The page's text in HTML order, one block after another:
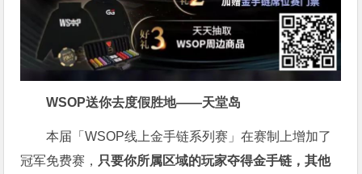
WSOP送你去度假胜地——天堂岛
本届「WSOP线上金手链系列赛」在赛制上增加了
冠军免费赛， 只要你所属区域的玩家夺得金手链，其他